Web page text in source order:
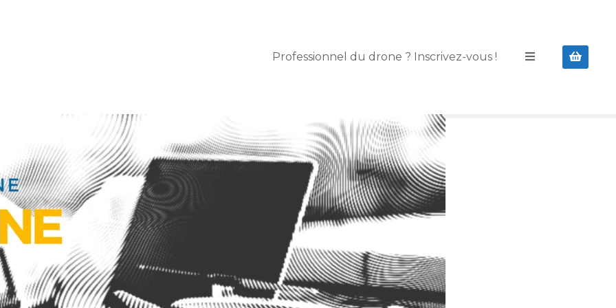
Professionnel du drone ? Inscrivez-vous !